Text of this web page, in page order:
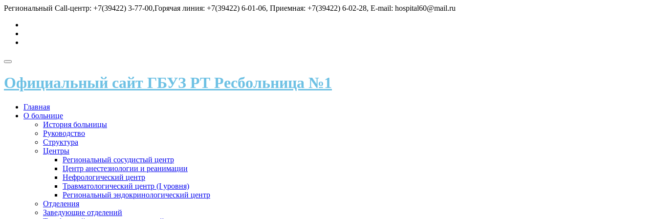
Перейти
содержимому
Региональный Call-центр: +7(39422) 3-77-00,Горячая линия: +7(39422) 6-01-06, Приемная: +7(39422) 6-02-28, E-mail: hospital60@mail.ru
Показать/
навигацию
Официальный сайт ГБУЗ РТ Ресбольница №1
Главная
О больнице
История больницы
Руководство
Структура
Центры
Региональный сосудистый центр
Центр анестезиологии и реанимации
Нефрологический центр
Травматологический центр (I уровня)
Региональный эндокринологический центр
Отделения
Заведующие отделений